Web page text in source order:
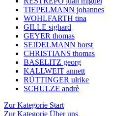
TIEPELMANN johannes
WOHLFARTH tina
GILLE sighard
GEYER thomas
SEIDELMANN horst
CHRISTIANS thomas
BASELITZ georg
KALLWEIT annett
RÜTTINGER ulrike
SCHULZE andrè
Zur Kategorie Start
Zur Kategorie Über uns